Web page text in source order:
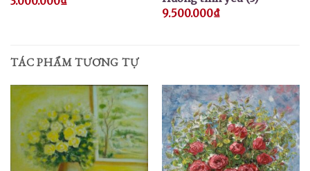
9.500.000₫
TÁC PHẨM TƯƠNG TỰ